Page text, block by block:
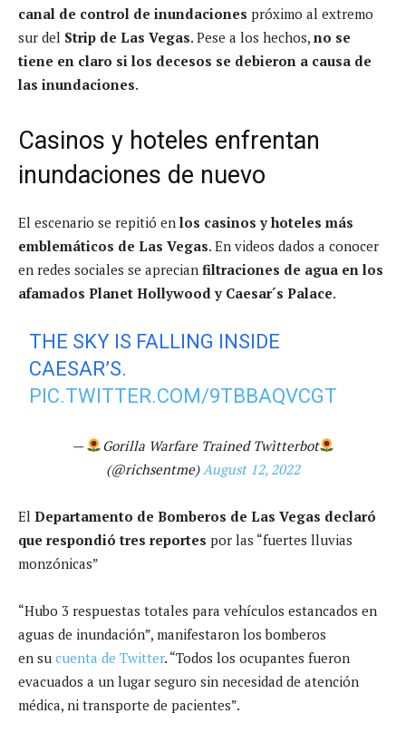
canal de control de inundaciones próximo al extremo
sur del Strip de Las Vegas. Pese a los hechos, no se
tiene en claro si los decesos se debieron a causa de
las inundaciones.
Casinos y hoteles enfrentan
inundaciones de nuevo
El escenario se repitió en los casinos y hoteles más
emblemáticos de Las Vegas. En videos dados a conocer
en redes sociales se aprecian filtraciones de agua en los
afamados Planet Hollywood y Caesar´s Palace.
THE SKY IS FALLING INSIDE
CAESAR’S.
PIC.TWITTER.COM/9TBBAQVCGT
—
Gorilla Warfare Trained Twìtterbot
(@richsentme) August 12, 2022
El Departamento de Bomberos de Las Vegas declaró
que respondió tres reportes por las “fuertes lluvias
monzónicas”
“Hubo 3 respuestas totales para vehículos estancados en
aguas de inundación”, manifestaron los bomberos
en su cuenta de Twitter. “Todos los ocupantes fueron
evacuados a un lugar seguro sin necesidad de atención
médica, ni transporte de pacientes”.